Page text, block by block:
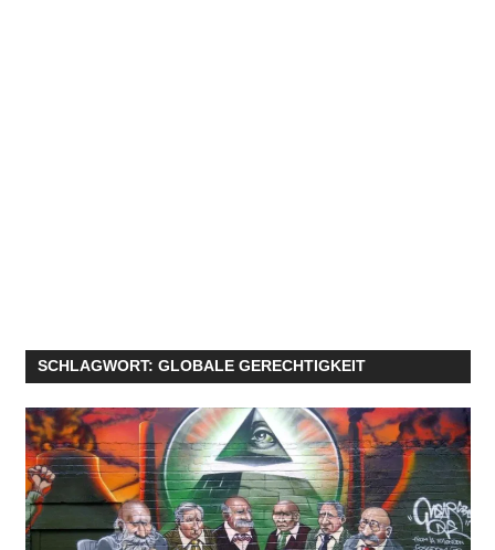
SCHLAGWORT: GLOBALE GERECHTIGKEIT